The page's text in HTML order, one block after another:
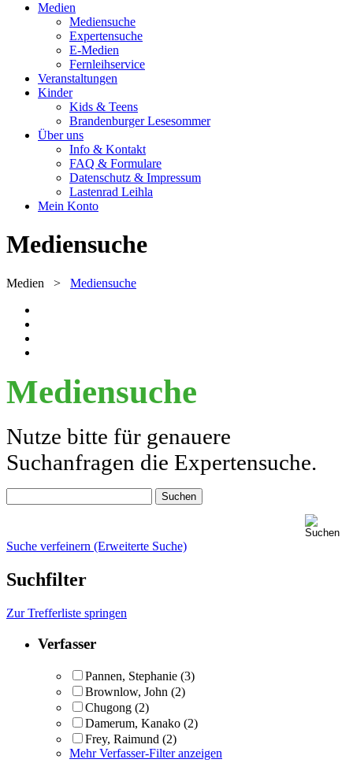
Medien
Mediensuche
Expertensuche
E-Medien
Fernleihservice
Veranstaltungen
Kinder
Kids & Teens
Brandenburger Lesesommer
Über uns
Info & Kontakt
FAQ & Formulare
Datenschutz & Impressum
Lastenrad Leihla
Mein Konto
Mediensuche
Medien > Mediensuche
Mediensuche
Nutze bitte für genauere
Suchanfragen die Expertensuche.
Suche verfeinern (Erweiterte Suche)
Suchfilter
Zur Trefferliste springen
Verfasser
Pannen, Stephanie (3)
Brownlow, John (2)
Chugong (2)
Damerum, Kanako (2)
Frey, Raimund (2)
Mehr Verfasser-Filter anzeigen